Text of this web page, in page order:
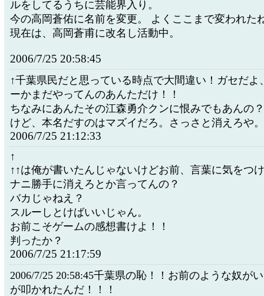
ルをしてるうちに芸能界入り。
今の高岡蒼佑に名前を変更。 よくここまで変われた
現在は、高岡蒼甫に改名し活動中。
2006/7/25 20:58:45
↑千葉県民だと思っている時点で大間違い！ガセだよ
ーかまだやってんのあんただけ！！
ちなみにあんたその江森勇介クンに恨みでもあんの
けど、本名だすのはマズイだろ。さっさと消えろや。
2006/7/25 21:12:33
↑
↑↑は俺が書いたんじゃないけどお前、言葉に気をつ
ナニ勝手に消えろとか言ってんの？
バカじゃねえ？
スルーしとけばいいじゃん。
お前こそゲームの感想書けよ！！
判ったか？
2006/7/25 21:17:59
2006/7/25 20:58:45千葉県の恥！！お前のような奴が
が叩かれたんだ！！！